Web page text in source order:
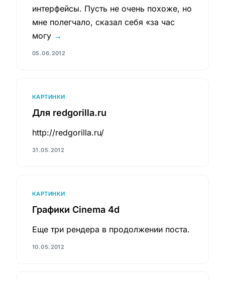
интерфейсы. Пусть не очень похоже, но
мне полегчало, сказал себя «за час
могу →
05.06.2012
КАРТИНКИ
Для redgorilla.ru
http://redgorilla.ru/
31.05.2012
КАРТИНКИ
Графики Cinema 4d
Еще три рендера в продолжении поста.
10.05.2012